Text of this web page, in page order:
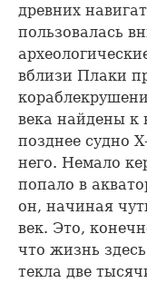
древних
пользовалась
вблизи Плаки
века найдены к
позднее судно
него. Немало
попало в
он, начиная
век. Это,
что жизнь
текла две